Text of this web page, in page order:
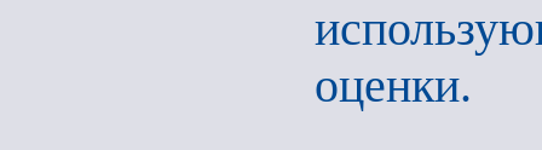
оценки.